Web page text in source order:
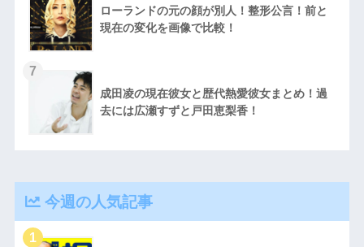
ローランドの元の顔が別人！整形公言！前と
現在の変化を画像で比較！
成田凌の現在彼女と歴代熱愛彼女まとめ！過
去には広瀬すずと戸田恵梨香！
今週の人気記事